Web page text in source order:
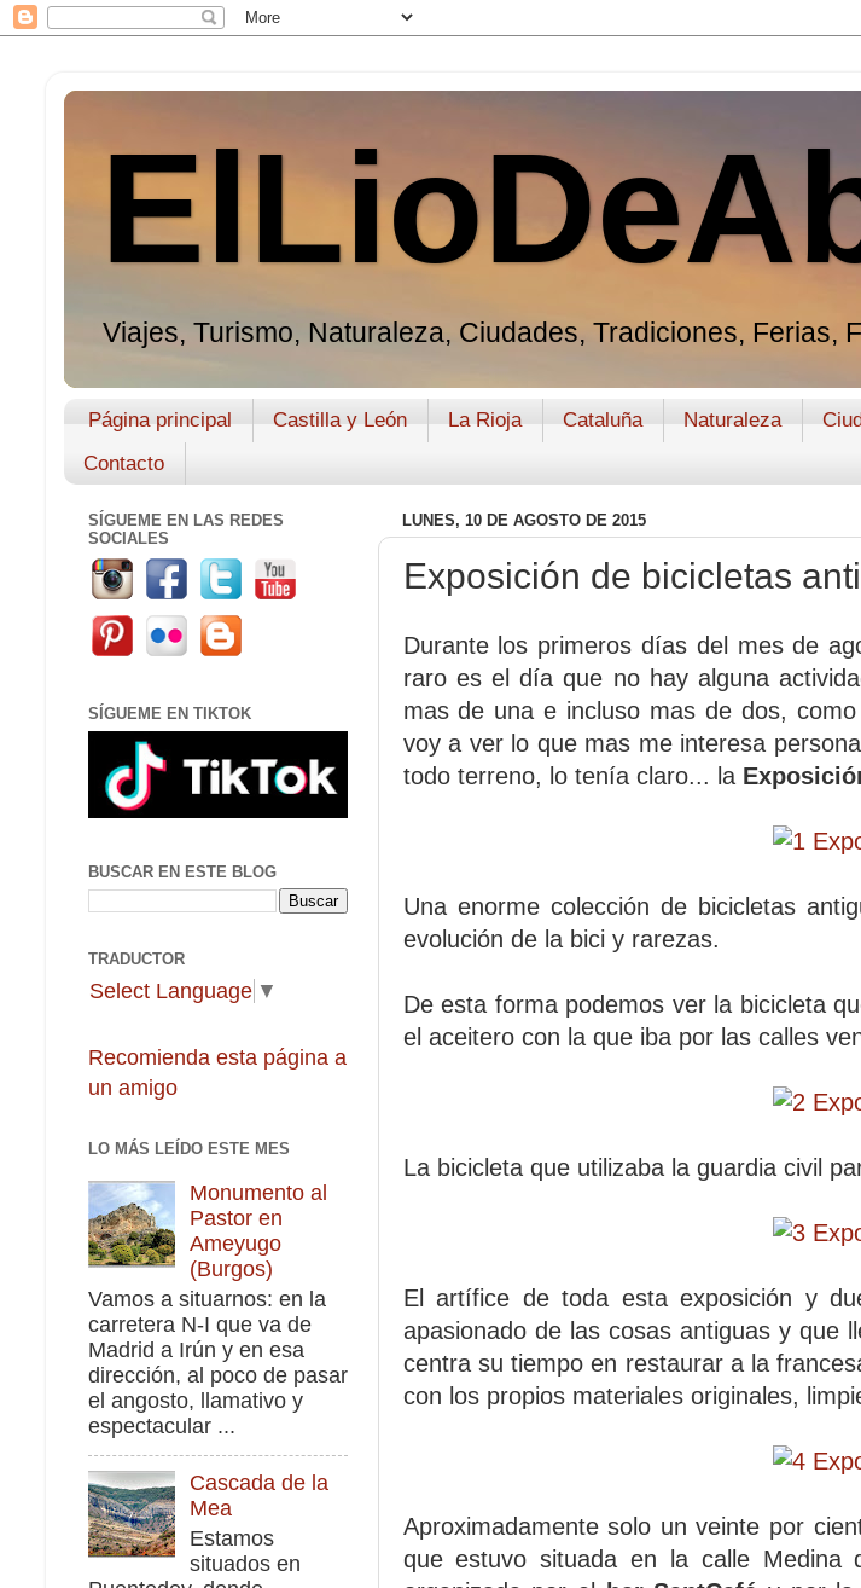
Viajes, Turismo, Naturaleza, Ciudades, Tradiciones, Ferias,
Página principal Castilla y León La Rioja Cataluña Naturaleza
Contacto
LUNES, 10 DE AGOSTO DE 2015
Exposición de bicicletas
Durante los primeros días del mes de
raro es el día que no hay alguna
mas de una e incluso mas de dos,
voy a ver lo que mas me interesa
todo terreno, lo tenía claro... la
Una enorme colección de bicicletas
evolución de la bici y rarezas.
De esta forma podemos ver la bicicleta
el aceitero con la que iba por las calles
La bicicleta que utilizaba la guardia civil
El artífice de toda esta exposición y
apasionado de las cosas antiguas y que
centra su tiempo en restaurar a la
con los propios materiales originales,
Aproximadamente solo un veinte por
que estuvo situada en la calle
SÍGUEME EN LAS REDES
SOCIALES
SÍGUEME EN TIKTOK
BUSCAR EN ESTE BLOG
TRADUCTOR
Select Language ▼
Recomienda esta página a
un amigo
LO MÁS LEÍDO ESTE MES
Monumento al
Pastor en
Ameyugo
(Burgos)
Vamos a situarnos: en la
carretera N-I que va de
Madrid a Irún y en esa
dirección, al poco de pasar
el angosto, llamativo y
espectacular ...
Cascada de la
Mea
Estamos
situados en